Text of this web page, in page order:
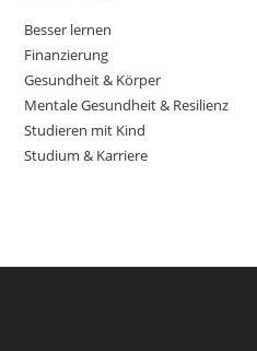
Besser lernen
Finanzierung
Gesundheit & Körper
Mentale Gesundheit & Resilienz
Studieren mit Kind
Studium & Karriere